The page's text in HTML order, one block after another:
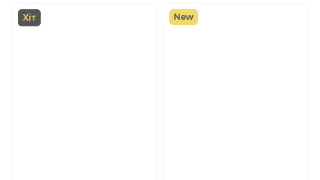
Хіт New